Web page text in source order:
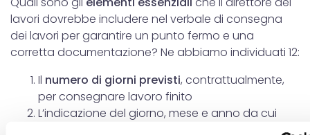
lavori dovrebbe includere nel verbale di consegna
dei lavori per garantire un punto fermo e una
corretta documentazione? Ne abbiamo individuati 12:
Il numero di giorni previsti, contrattualmente,
per consegnare lavoro finito
L’indicazione del giorno, mese e anno da cui